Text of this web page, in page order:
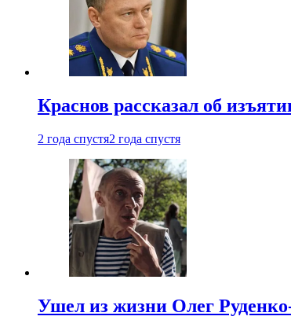
Краснов рассказал об
2 года спустя2 года спустя
Ушел из жизни Олег